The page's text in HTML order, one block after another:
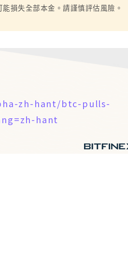
損失全部本金。請謹慎評估風險。
zh-hant/btc-pulls-
hant